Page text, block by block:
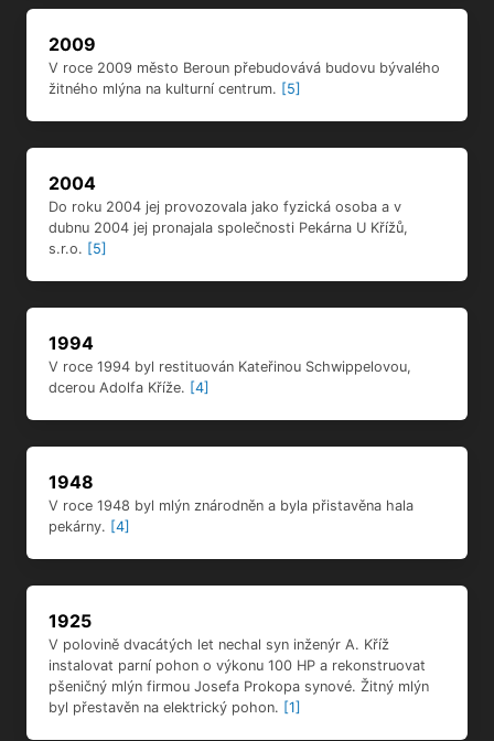
Do roku 2004 jej provozovala jako fyzická osoba a v
dubnu 2004 jej pronajala společnosti Pekárna U Křížů,
s.r.o.[5]
1994
V roce 1994 byl restituován Kateřinou Schwippelovou,
dcerou Adolfa Kříže.[4]
V roce 1948 byl mlýn znárodněn a byla přistavěna hala
pekárny.[4]
V polovině dvacátých let nechal syn inženýr A. Kříž
instalovat parní pohon o výkonu 100 HP a rekonstruovat
pšeničný mlýn firmou Josefa Prokopa synové. Žitný mlýn
1918
Po smrti Ludvíka Kříže roku 1918 vedla podnik manželka
Marie a roku 1920 jej rozšířila o továrnu na perník a
těstoviny.[1]